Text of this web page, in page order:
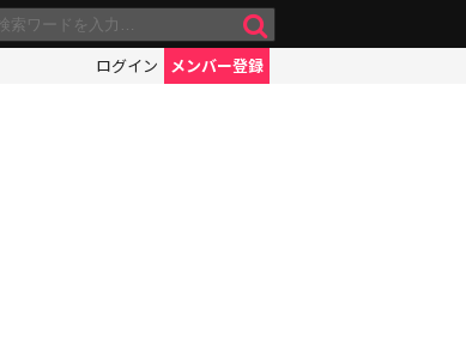
ログイン メンバー登録